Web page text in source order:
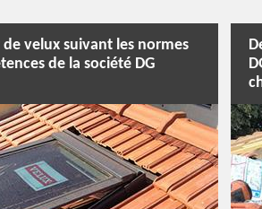
velux suivant les normes
de la société DG